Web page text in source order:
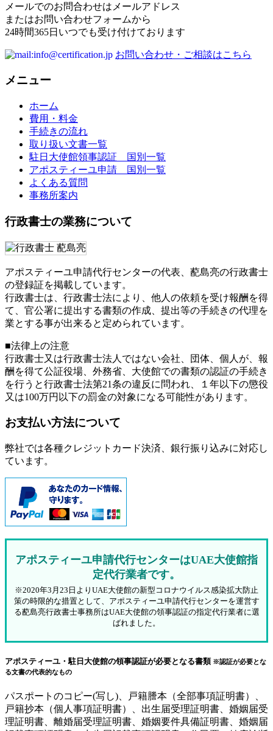
メールでのお問合わせはメールアドレス
またはお問い合わせフォームから
24時間365日いつでも受け付けております
お問い合わせ・ご相談はこちら
メニュー
ホーム
費用・料金
手続きの流れ
取り扱い文書一覧
駐日大使館領事認証 国別一覧
アポスティーユ申請 国別一覧
よくある質問
事務所案内
行政書士の業務について
アポスティーユ申請代行センターの代表、蓜島亮の行政書士
の登録証を掲載しています。
行政書士は、行政書士法により、他人の依頼を受け報酬を得
て、官公署に提出する書類の作成、提出等の手続きの代理を
業とする事が出来ると定められています。
■法律上の注意
行政書士又は行政書士法人ではない会社、団体、個人が、報
酬を得て公証役場、外務省、大使館での書類の認証の手続き
を行うと行政書士法第21条の違反に問われ、
１年以下の懲役
又は100万円以下の罰金の対象になる可能性があります。
お支払い方法について
弊社では各種クレジットカード決済、銀行振り込みに対応し
ています。
アポスティーユ申請代行センターはUAE大使館指
定代行業者です。
※2020年3月23日よりUAE大使館の新型コロナウイルス感染拡大防止
策の時限的な措置として、アポスティーユ申請代行センターを運営す
る蓜島亮行政書士事務所はUAE大使館の領事認証の指定代行業者に選
ばれました。
アポスティーユ・駐日大使館の領事認証が必要となる書類 ※認証が必要とな
る文書の代表的なもの
パスポートのコピー(写し)、戸籍謄本（全部事項証明書）、
戸籍抄本（個人事項証明書）、出生届受理証明書、婚姻届受
理証明書、離婚届受理証明書、婚姻要件具備証明書、婚姻届